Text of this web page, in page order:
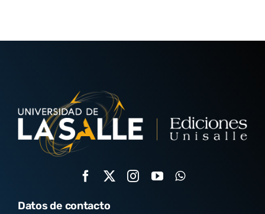
Datos de contacto